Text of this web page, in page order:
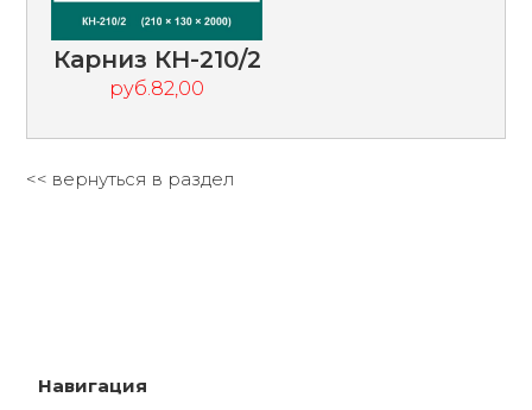
Карниз КН-210/2
руб.82,00
<< вернуться в раздел
Навигация